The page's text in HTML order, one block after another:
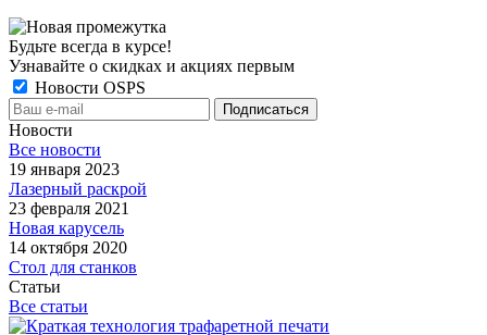
Будьте всегда в курсе!
Узнавайте о скидках и акциях первым
Новости OSPS
Новости
Все новости
19 января 2023
Лазерный раскрой
23 февраля 2021
Новая карусель
14 октября 2020
Стол для станков
Статьи
Все статьи